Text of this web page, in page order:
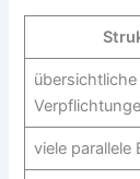
übersichtliche
viele parallele